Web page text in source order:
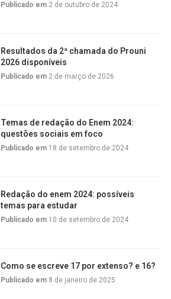
Publicado em 2 de outubro de 2024
Resultados da 2ª chamada do Prouni
2026 disponíveis
Publicado em 2 de março de 2026
Temas de redação do Enem 2024:
questões sociais em foco
Publicado em 18 de setembro de 2024
Redação do enem 2024: possíveis
temas para estudar
Publicado em 10 de setembro de 2024
Como se escreve 17 por extenso? e 16?
Publicado em 8 de janeiro de 2025